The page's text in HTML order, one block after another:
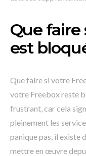
Que faire
est
Que faire si votre
votre Freebox reste
frustrant, car cela
pleinement les
panique pas, il existe
mettre en œuvre